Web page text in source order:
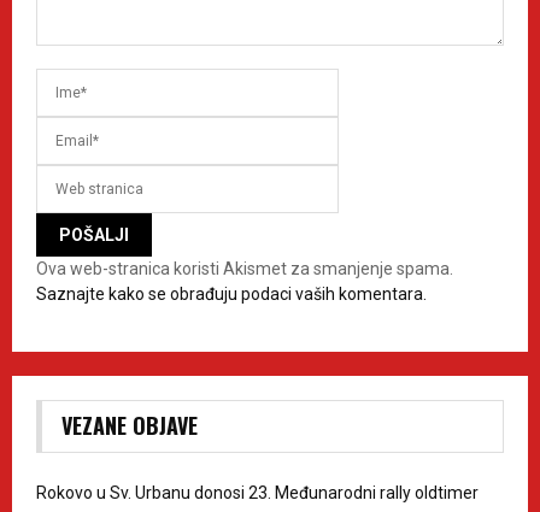
Ova web-stranica koristi Akismet za smanjenje spama.
Saznajte kako se obrađuju podaci vaših komentara.
VEZANE OBJAVE
Rokovo u Sv. Urbanu donosi 23. Međunarodni rally oldtimer